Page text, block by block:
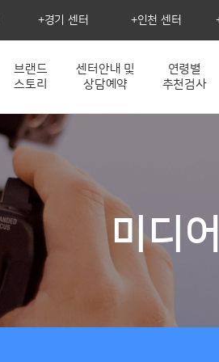
경기 센터 인천 센터
브랜드
스토리
센터안내 및
상담예약
연령별
추천검사
미디어